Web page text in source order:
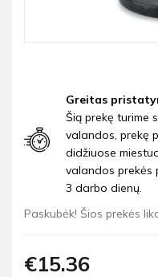
Greitas
Šią prekę turime
valandos, prekę
didžiuose
valandos prekės
3 darbo dienų.
Paskubėk! Šios prekės
€1536